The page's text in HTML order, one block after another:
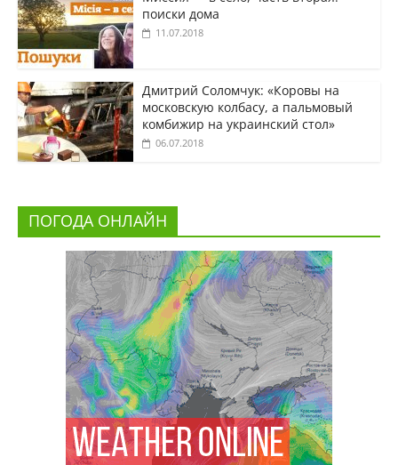
поиски дома
11.07.2018
Дмитрий Соломчук: «Коровы на
московскую колбасу, а пальмовый
комбижир на украинский стол»
06.07.2018
ПОГОДА ОНЛАЙН